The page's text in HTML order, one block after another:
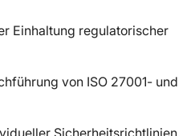
Einhaltung regulatorischer
von ISO 27001- und
Sicherheitsrichtlinien,